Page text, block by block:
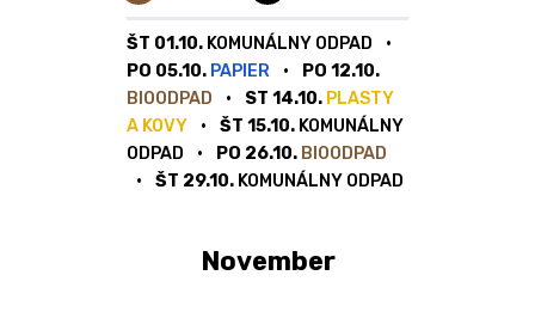
ŠT 01.10. KOMUNÁLNY ODPAD
PO 05.10. PAPIER
PO 12.10.
BIOODPAD
ST 14.10. PLASTY
A KOVY
ŠT 15.10. KOMUNÁLNY
ODPAD
PO 26.10. BIOODPAD
ŠT 29.10. KOMUNÁLNY ODPAD
November